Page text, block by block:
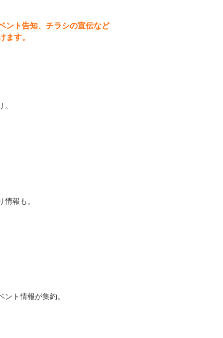
ント告知、チラシの宣伝など
ます。
報も。
ト情報が集約。